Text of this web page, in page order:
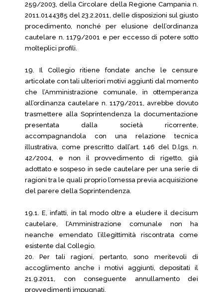
259/2003, della Circolare della Regione Campania n.
2011.0144385 del 23.2.2011, delle disposizioni sul giusto
procedimento, nonché per elusione dell’ordinanza
cautelare n. 1179/2001 e per eccesso di potere sotto
molteplici profili.
19. Il Collegio ritiene fondate anche le censure
articolate con tali ulteriori motivi aggiunti dal momento
che l’Amministrazione comunale, in ottemperanza
all’ordinanza cautelare n. 1179/2011, avrebbe dovuto
trasmettere alla Soprintendenza la documentazione
presentata dalla società ricorrente,
accompagnandola con una relazione tecnica
illustrativa, come prescritto dall’art. 146 del D.lgs. n.
42/2004, e non il provvedimento di rigetto, già
adottato e sospeso in sede cautelare per una serie di
ragioni tra le quali proprio l’omessa previa acquisizione
del parere della Soprintendenza.
19.1. E, infatti, in tal modo oltre a eludere il decisum
cautelare, l’Amministrazione comunale non ha
neanche emendato l’illegittimità riscontrata come
esistente dal Collegio.
20. Per tali ragioni, pertanto, sono meritevoli di
accoglimento anche i motivi aggiunti, depositati il
21.9.2011, con conseguente annullamento dei
provvedimenti impugnati.